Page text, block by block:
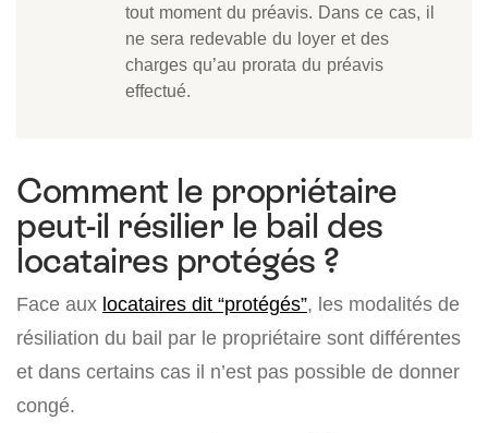
tout moment du préavis. Dans ce cas, il
ne sera redevable du loyer et des
charges qu’au prorata du préavis
effectué.
Comment le propriétaire
peut-il résilier le bail des
locataires protégés ?
Face aux locataires dit “protégés”, les modalités de
résiliation du bail par le propriétaire sont différentes
et dans certains cas il n’est pas possible de donner
congé.